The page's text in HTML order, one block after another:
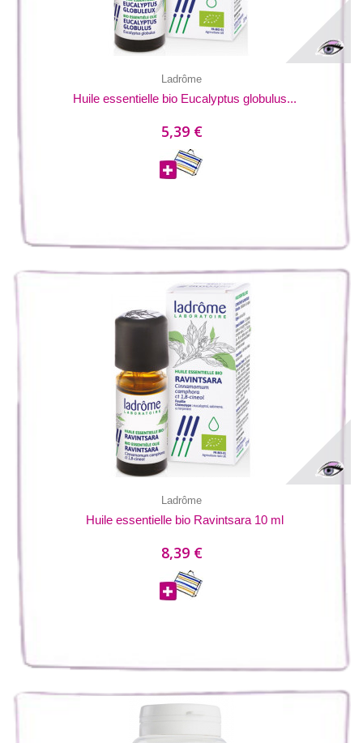
Ladrôme
Huile essentielle bio Eucalyptus globulus...
5,39 €
Ladrôme
Huile essentielle bio Ravintsara 10 ml
8,39 €